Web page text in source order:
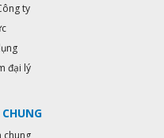
ty
đại lý
chung